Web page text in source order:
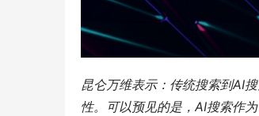
昆仑万维表示：传统搜索到AI
性。可以预见的是，AI搜索作